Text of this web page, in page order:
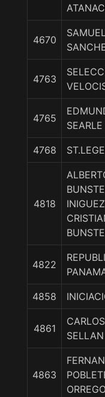
4670
4763
4765
4768
4818
4822
4858
4861
SELLAN
4863